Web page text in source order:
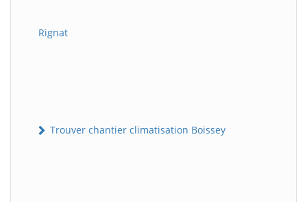
Rignat
Trouver chantier climatisation Boissey